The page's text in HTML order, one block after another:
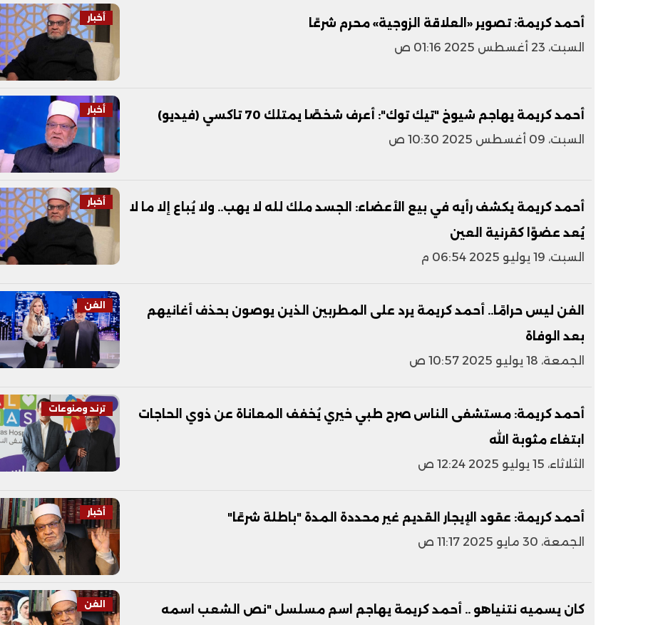
أخبار
أحمد كريمة: تصوير «العلاقة الزوجية» محرم شرعًا
السبت، 23 أغسطس 2025 01:16 ص
أخبار
أحمد كريمة يهاجم شيوخ "تيك توك": أعرف شخصًا يمتلك 70 تاكسي (فيديو)
السبت، 09 أغسطس 2025 10:30 ص
أخبار
أحمد كريمة يكشف رأيه في بيع الأعضاء: الجسد ملك لله لا يهب.. ولا يُباع إلا ما لا
يُعد عضوًا كقرنية العين
السبت، 19 يوليو 2025 06:54 م
الفن
الفن ليس حرامًا.. أحمد كريمة يرد على المطربين الذين يوصون بحذف أغانيهم
بعد الوفاة
الجمعة، 18 يوليو 2025 10:57 ص
ترند ومنوعات
أحمد كريمة: مستشفى الناس صرح طبي خيري يُخفف المعاناة عن ذوي الحاجات
ابتغاء مثوبة الله
الثلاثاء، 15 يوليو 2025 12:24 ص
أخبار
أحمد كريمة: عقود الإيجار القديم غير محددة المدة "باطلة شرعًا"
الجمعة، 30 مايو 2025 11:17 ص
الفن
كان يسميه نتنياهو .. أحمد كريمة يهاجم اسم مسلسل "نص الشعب اسمه